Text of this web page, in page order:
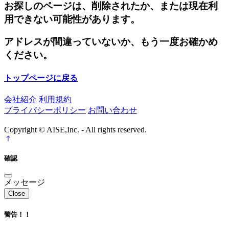
お探しのページは、削除されたか、または現在利
用できない可能性があります。
アドレスが間違っていないか、もう一度お確かめ
ください。
トップページに戻る
会社紹介 利用規約
プライバシーポリシー お問い合わせ
Copyright © AISE,Inc. - All rights reserved.
確認
メッセージ
Close
警告！！